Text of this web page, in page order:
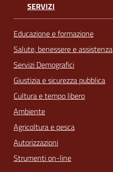
SERVIZI
Educazione e formazione
Salute, benessere e assistenza
Servizi Demografici
Giustizia e sicurezza pubblica
Cultura e tempo libero
Ambiente
Agricoltura e pesca
Autorizzazioni
Strumenti on-line